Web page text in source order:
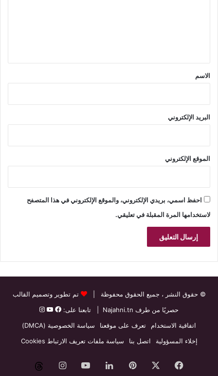
*
الاسم
البريد الإلكتروني
الموقع الإلكتروني
احفظ اسمي، بريدي الإلكتروني، والموقع الإلكتروني في هذا المتصفح
لاستخدامها المرة المقبلة في تعليقي.
© حقوق النشر ، جميع الحقوق محفوظة |
تم تطوير وتصميم القالب
حصريًا من طرف Najahni.tn | تابعنا على:
اتفاقية الاستخدام
تعرف على موقعنا
سياسة الخصوصية (DMCA)
إخلاء المسؤولية
اتصل بنا سياسة ملفات تعريف الارتباط Cookies
فيسبوك بينتيريستلينكدإن‫YouTubeانستقرام